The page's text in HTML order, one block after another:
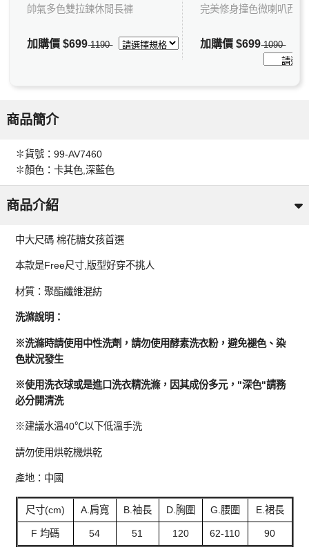
帥氣多色雙拉鍊休閒長褲
加購價$6991190
完美修身撞色微喇叭西裝
加購價$6991090
商品簡介
✽貨號：99-AV7460
✽顏色：卡其色,深藍色
商品介紹
中大尺碼 棉花糖女孩首選
本款是Free尺寸,版型好穿不挑人
材質：聚酯纖維混紡
洗滌說明：
※洗滌時請使用中性洗劑，請勿使用酵素洗衣粉，避免褪色、染
色狀況發生
※使用洗衣球或是進口洗衣精洗滌，因其成份多元，"深色"請務
必分開清洗
※建議水溫40℃以下低溫手洗
請勿使用烘乾機烘乾
產地：中國
尺寸(cm) A.肩寬 B.袖長 D.胸圍 G.腰圍 E.裙長
F 均碼 54 51 120 62-110 90